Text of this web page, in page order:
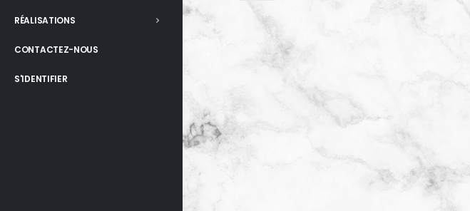
RÉALISATIONS
CONTACTEZ-NOUS
S'IDENTIFIER